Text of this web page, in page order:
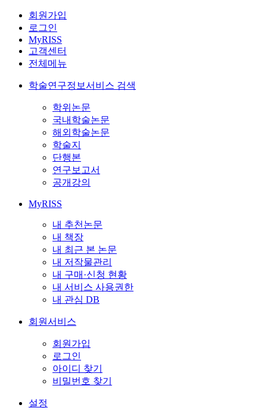
회원가입
로그인
MyRISS
고객센터
전체메뉴
학술연구정보서비스 검색
학위논문
국내학술논문
해외학술논문
학술지
단행본
연구보고서
공개강의
MyRISS
내 추천논문
내 책장
내 최근 본 논문
내 저작물관리
내 구매·신청 현황
내 서비스 사용권한
내 관심 DB
회원서비스
회원가입
로그인
아이디 찾기
비밀번호 찾기
설정